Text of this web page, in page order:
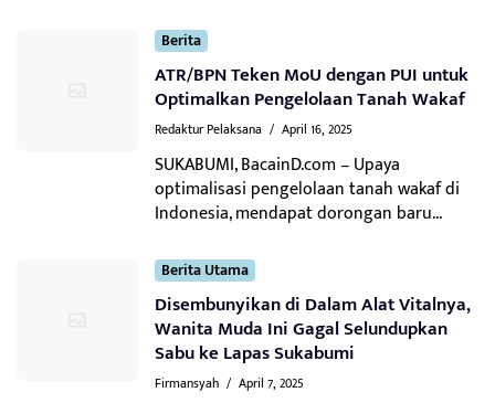
Berita
ATR/BPN Teken MoU dengan PUI untuk
Optimalkan Pengelolaan Tanah Wakaf
Redaktur Pelaksana / April 16, 2025
SUKABUMI, BacainD.com – Upaya
optimalisasi pengelolaan tanah wakaf di
Indonesia, mendapat dorongan baru...
Berita Utama
Disembunyikan di Dalam Alat Vitalnya,
Wanita Muda Ini Gagal Selundupkan
Sabu ke Lapas Sukabumi
Firmansyah / April 7, 2025